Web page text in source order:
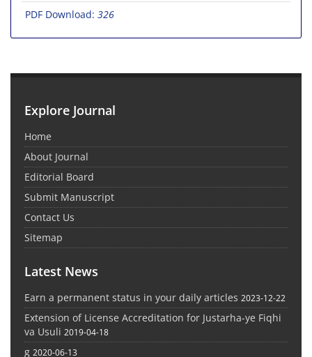
PDF Download: 326
Explore Journal
Home
About Journal
Editorial Board
Submit Manuscript
Contact Us
Sitemap
Latest News
Earn a permanent status in your daily articles 2023-12-22
Extension of License Accreditation for Justarha-ye Fiqhi
va Usuli 2019-04-18
g 2020-06-13